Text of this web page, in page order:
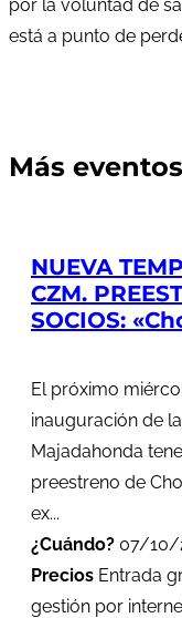
por la voluntad de
está a punto de
Más eventos
NUEVA
CZM.
SOCIOS:
El próximo
inauguración de
Majadahonda
preestreno de
ex...
¿Cuándo? 07/10/
Precios Entrada
gestión por